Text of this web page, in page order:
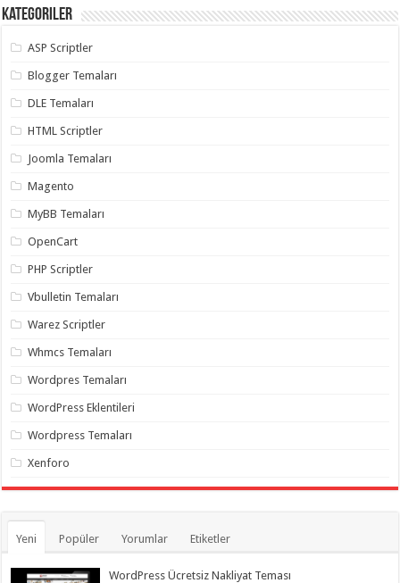
Kategoriler
ASP Scriptler
Blogger Temaları
DLE Temaları
HTML Scriptler
Joomla Temaları
Magento
MyBB Temaları
OpenCart
PHP Scriptler
Vbulletin Temaları
Warez Scriptler
Whmcs Temaları
Wordpres Temaları
WordPress Eklentileri
Wordpress Temaları
Xenforo
Yeni Popüler Yorumlar Etiketler
WordPress Ücretsiz Nakliyat Teması